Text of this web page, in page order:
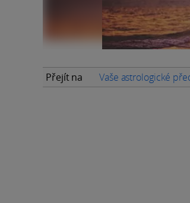
Přejít na Vaše astrologické